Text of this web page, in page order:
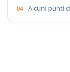
Alcuni punti